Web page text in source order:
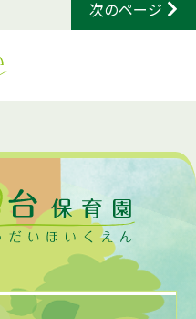
次のページ